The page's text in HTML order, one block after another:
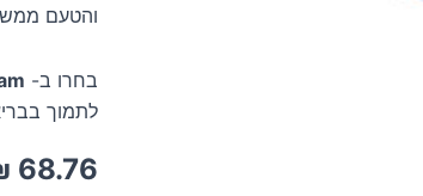
והטעם
בחרו ב-
לתמוך
68.76